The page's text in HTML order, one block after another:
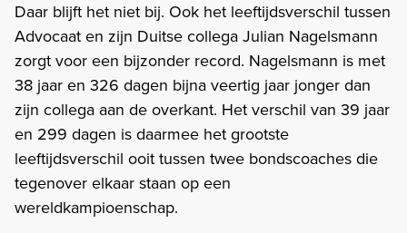
Daar blijft het niet bij. Ook het leeftijdsverschil tussen
Advocaat en zijn Duitse collega Julian Nagelsmann
zorgt voor een bijzonder record. Nagelsmann is met
38 jaar en 326 dagen bijna veertig jaar jonger dan
zijn collega aan de overkant. Het verschil van 39 jaar
en 299 dagen is daarmee het grootste
leeftijdsverschil ooit tussen twee bondscoaches die
tegenover elkaar staan op een
wereldkampioenschap.